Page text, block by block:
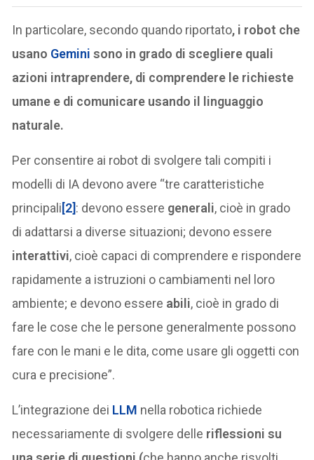
In particolare, secondo quando riportato, i robot che
usano Geminisono in grado di scegliere quali
azioni intraprendere, di comprendere le richieste
umane e di comunicare usando il linguaggio
naturale.
Per consentire ai robot di svolgere tali compiti i
modelli di IA devono avere “tre caratteristiche
principali[2]: devono essere generali, cioè in grado
di adattarsi a diverse situazioni; devono essere
interattivi, cioè capaci di comprendere e rispondere
rapidamente a istruzioni o cambiamenti nel loro
ambiente; e devono essere abili, cioè in grado di
fare le cose che le persone generalmente possono
fare con le mani e le dita, come usare gli oggetti con
cura e precisione”.
L’integrazione dei LLM nella robotica richiede
necessariamente di svolgere delle riflessioni su